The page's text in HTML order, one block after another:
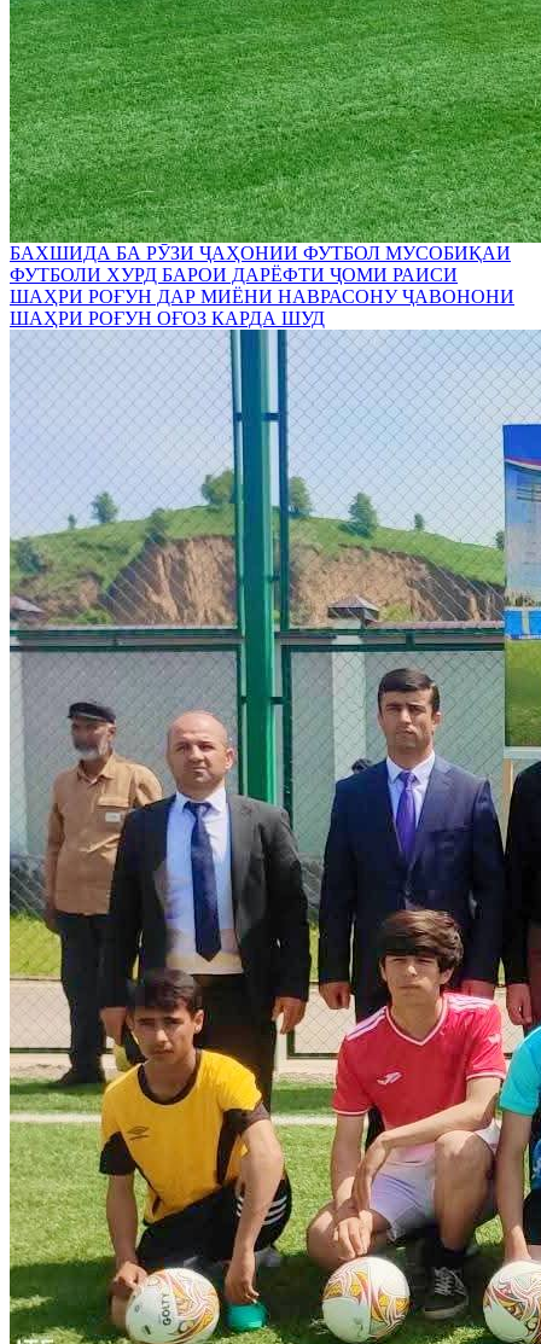
БАХШИДА БА РӮЗИ ҶАҲОНИИ ФУТБОЛ МУСОБИҚАИ
ФУТБОЛИ ХУРД БАРОИ ДАРЁФТИ ҶОМИ РАИСИ
ШАҲРИ РОҒУН ДАР МИЁНИ НАВРАСОНУ ҶАВОНОНИ
ШАҲРИ РОҒУН ОҒОЗ КАРДА ШУД